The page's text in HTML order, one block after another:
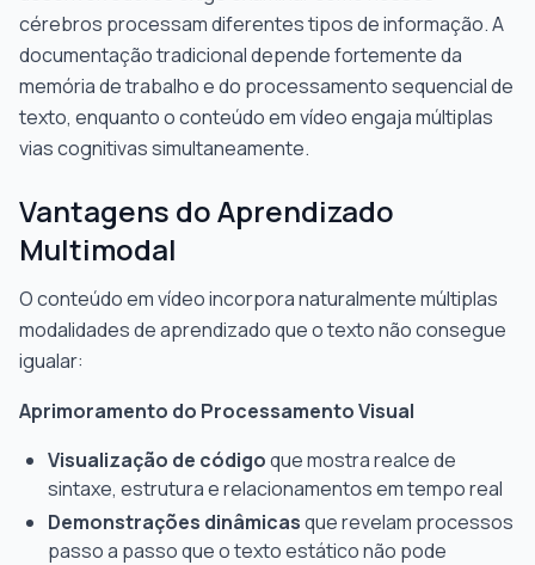
cérebros processam diferentes tipos de informação. A
documentação tradicional depende fortemente da
memória de trabalho e do processamento sequencial de
texto, enquanto o conteúdo em vídeo engaja múltiplas
vias cognitivas simultaneamente.
Vantagens do Aprendizado
Multimodal
O conteúdo em vídeo incorpora naturalmente múltiplas
modalidades de aprendizado que o texto não consegue
igualar:
Aprimoramento do Processamento Visual
Visualização de códigoque mostra realce de
sintaxe, estrutura e relacionamentos em tempo real
Demonstrações dinâmicasque revelam processos
passo a passo que o texto estático não pode